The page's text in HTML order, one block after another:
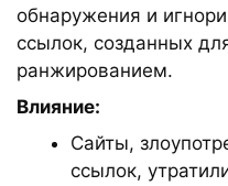
обнаружения и
ссылок, созданных
ранжированием.
Влияние:
Сайты,
ссылок,